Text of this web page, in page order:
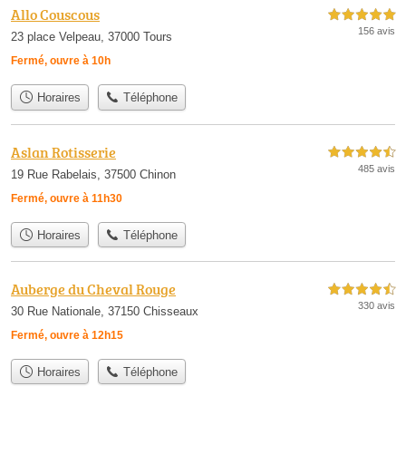
Allo Couscous
23 place Velpeau, 37000 Tours
Fermé, ouvre à 10h
5,0 étoiles sur 5
156 avis
Horaires Téléphone
Aslan Rotisserie
19 Rue Rabelais, 37500 Chinon
Fermé, ouvre à 11h30
4,5 étoiles sur 5
485 avis
Horaires Téléphone
Auberge du Cheval Rouge
30 Rue Nationale, 37150 Chisseaux
Fermé, ouvre à 12h15
4,5 étoiles sur 5
330 avis
Horaires Téléphone